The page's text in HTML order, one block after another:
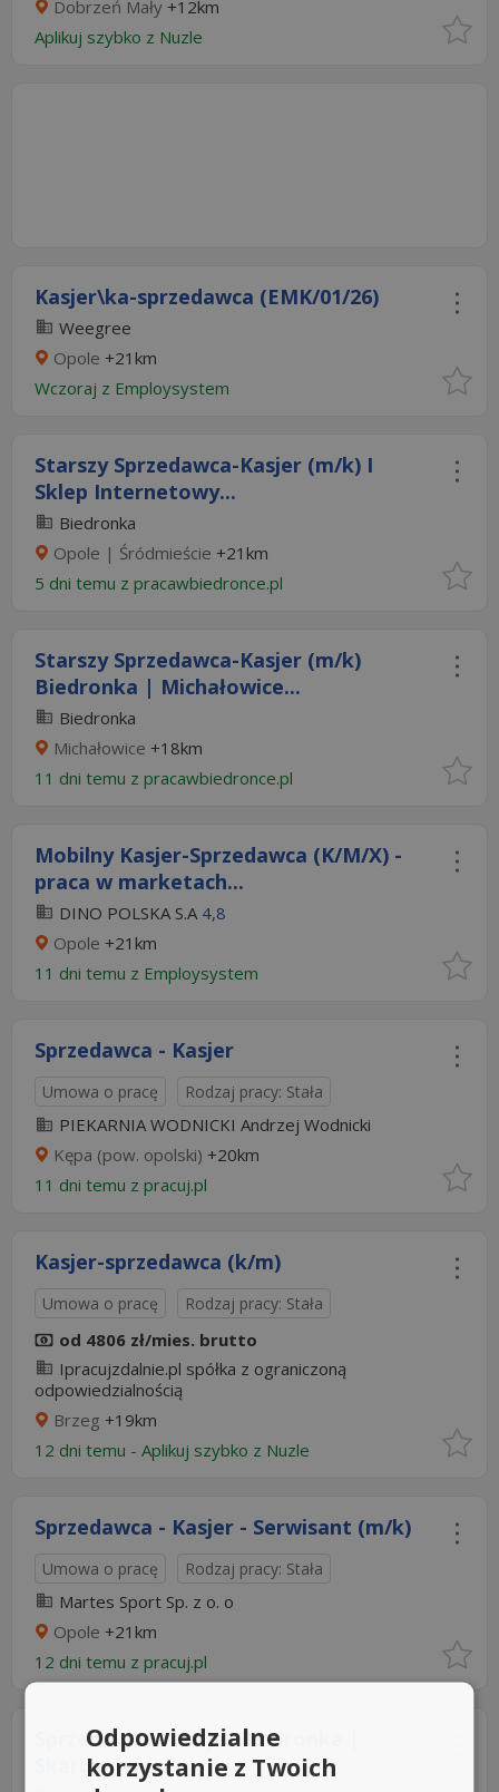
Dobrzeń Mały +12km
Aplikuj szybko z Nuzle
Kasjer\ka-sprzedawca (EMK/01/26)
Weegree
Opole +21km
Wczoraj z Employsystem
Starszy Sprzedawca-Kasjer (m/k) I
Sklep Internetowy...
Biedronka
Opole | Śródmieście +21km
5 dni temu z pracawbiedronce.pl
Starszy Sprzedawca-Kasjer (m/k)
Biedronka | Michałowice...
Biedronka
Michałowice +18km
11 dni temu z pracawbiedronce.pl
Mobilny Kasjer-Sprzedawca (K/M/X) -
praca w marketach...
DINO POLSKA S.A 4,8
Opole +21km
11 dni temu z Employsystem
Sprzedawca - Kasjer
Umowa o pracę Rodzaj pracy: Stała
PIEKARNIA WODNICKI Andrzej Wodnicki
Kępa (pow. opolski) +20km
11 dni temu z pracuj.pl
Kasjer-sprzedawca (k/m)
Umowa o pracę Rodzaj pracy: Stała
od 4806 zł/mies. brutto
Ipracujzdalnie.pl spółka z ograniczoną
odpowiedzialnością
Brzeg +19km
12 dni temu - Aplikuj szybko z Nuzle
Sprzedawca - Kasjer - Serwisant (m/k)
Umowa o pracę Rodzaj pracy: Stała
Martes Sport Sp. z o. o
Opole +21km
12 dni temu z pracuj.pl
Sprzedawca - Kasjer Biedronka |
Skarbimierz
Odpowiedzialne
korzystanie z Twoich